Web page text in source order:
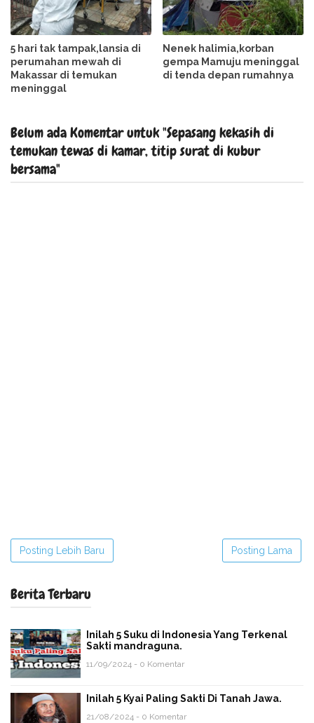
5 hari tak tampak,lansia di
perumahan mewah di
Makassar di temukan
meninggal
Nenek halimia,korban
gempa Mamuju meninggal
di tenda depan rumahnya
Belum ada Komentar untuk "Sepasang kekasih di
temukan tewas di kamar, titip surat di kubur
bersama"
Posting Lebih Baru Posting Lama
Berita Terbaru
Inilah 5 Suku di Indonesia Yang Terkenal
Sakti mandraguna.
11/09/2024 - 0 Komentar
Inilah 5 Kyai Paling Sakti Di Tanah Jawa.
21/08/2024 - 0 Komentar